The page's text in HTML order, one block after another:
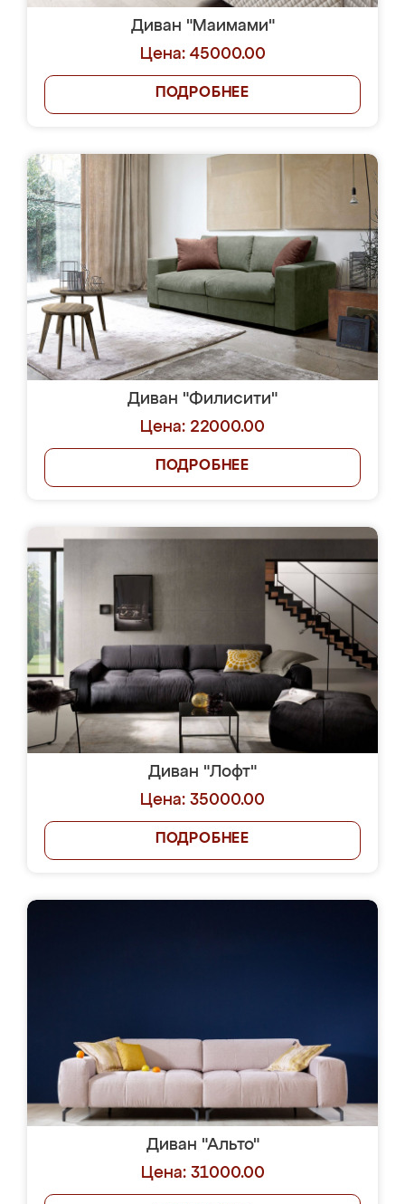
Диван "Маимами"
Цена: 45000.00
ПОДРОБНЕЕ
Диван "Филисити"
Цена: 22000.00
ПОДРОБНЕЕ
Диван "Лофт"
Цена: 35000.00
ПОДРОБНЕЕ
Диван "Альто"
Цена: 31000.00